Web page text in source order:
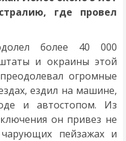
где провел
более 40 000
и окраины этой
огромные
ездил на машине,
и автостопом. Из
он привез не
пейзажах и